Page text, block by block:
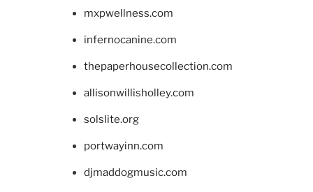
mxpwellness.com
infernocanine.com
thepaperhousecollection.com
allisonwillisholley.com
solslite.org
portwayinn.com
djmaddogmusic.com